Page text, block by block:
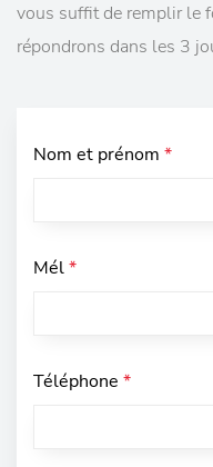
vous suffit de remplir le
répondrons dans les 3
Nom et prénom *
Mél*
Téléphone *